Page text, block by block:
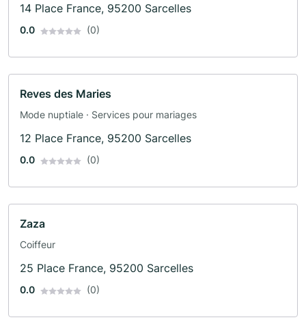
14 Place France, 95200 Sarcelles
0.0 (0)
Reves des Maries
Mode nuptiale · Services pour mariages
12 Place France, 95200 Sarcelles
0.0 (0)
Zaza
Coiffeur
25 Place France, 95200 Sarcelles
0.0 (0)